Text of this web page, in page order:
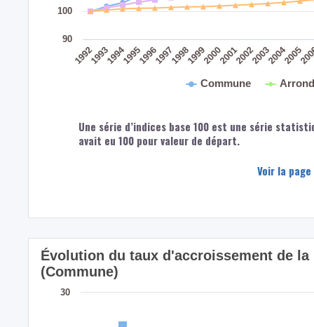
Commune
19921993199419951996199719981999200020012002200320042005
90
100
Une série d’indices base 100 est une série
avait eu 100 pour valeur de départ.
Voir la
Évolution du taux d'accroissement de
(Commune)
30